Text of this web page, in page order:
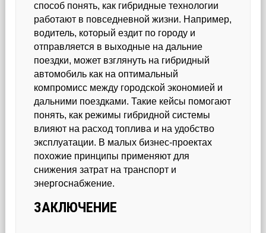
способ понять, как гибридные технологии
работают в повседневной жизни. Например,
водитель, который ездит по городу и
отправляется в выходные на дальние
поездки, может взглянуть на гибридный
автомобиль как на оптимальный
компромисс между городской экономией и
дальними поездками. Такие кейсы помогают
понять, как режимы гибридной системы
влияют на расход топлива и на удобство
эксплуатации. В малых бизнес-проектах
похожие принципы применяют для
снижения затрат на транспорт и
энергоснабжение.
ЗАКЛЮЧЕНИЕ